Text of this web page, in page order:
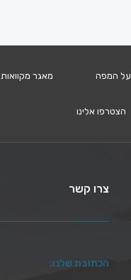
על המפה מאגר מקוואות
הצטרפו אלינו
צרו קשר
הכתובת שלנו: